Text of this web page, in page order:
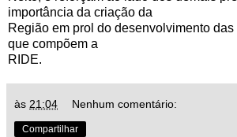
importância da criação da
Região em prol do desenvolvimento
que compõem a
RIDE.
às 21:04 Nenhum comentário:
Compartilhar